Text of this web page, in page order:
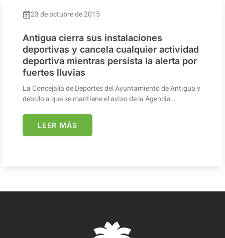
23 de octubre de 2015
Antigua cierra sus instalaciones
deportivas y cancela cualquier actividad
deportiva mientras persista la alerta por
fuertes lluvias
La Concejalía de Deportes del Ayuntamiento de Antigua y
debido a que se mantiene el aviso de la Agencia…
LEER MÁS